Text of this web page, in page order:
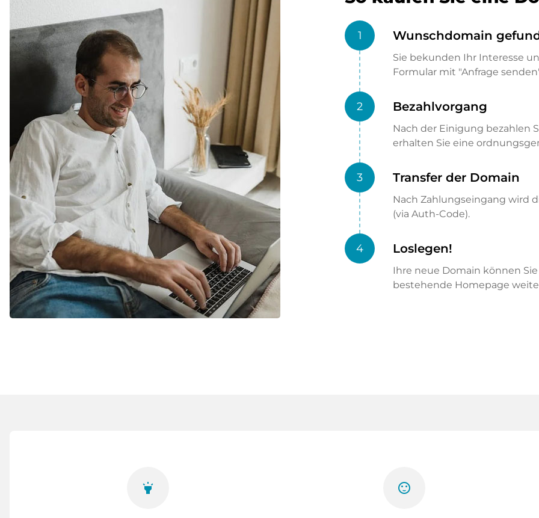
1 Wunschdomain
Sie bekunden Ihr Interesse
Formular mit "Anfrage
2 Bezahlvorgang
Nach der Einigung bezahlen
erhalten Sie eine
3 Transfer der Domain
Nach Zahlungseingang wird
(via Auth-Code).
4 Loslegen!
Ihre neue Domain können
bestehende Homepage
highlight sentiment_satisfied